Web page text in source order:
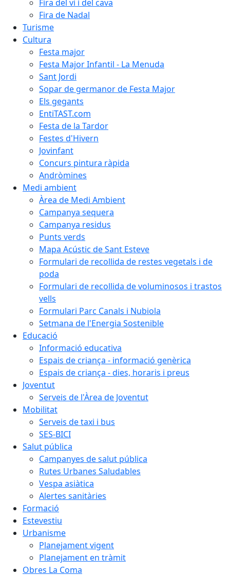
Fira del vi i del cava
Fira de Nadal
Turisme
Cultura
Festa major
Festa Major Infantil - La Menuda
Sant Jordi
Sopar de germanor de Festa Major
Els gegants
EntiTAST.com
Festa de la Tardor
Festes d'Hivern
Jovinfant
Concurs pintura ràpida
Andròmines
Medi ambient
Àrea de Medi Ambient
Campanya sequera
Campanya residus
Punts verds
Mapa Acústic de Sant Esteve
Formulari de recollida de restes vegetals i de
poda
Formulari de recollida de voluminosos i trastos
vells
Formulari Parc Canals i Nubiola
Setmana de l'Energia Sostenible
Educació
Informació educativa
Espais de criança - informació genèrica
Espais de criança - dies, horaris i preus
Joventut
Serveis de l'Àrea de Joventut
Mobilitat
Serveis de taxi i bus
SES-BICI
Salut pública
Campanyes de salut pública
Rutes Urbanes Saludables
Vespa asiàtica
Alertes sanitàries
Formació
Estevestiu
Urbanisme
Planejament vigent
Planejament en tràmit
Obres La Coma